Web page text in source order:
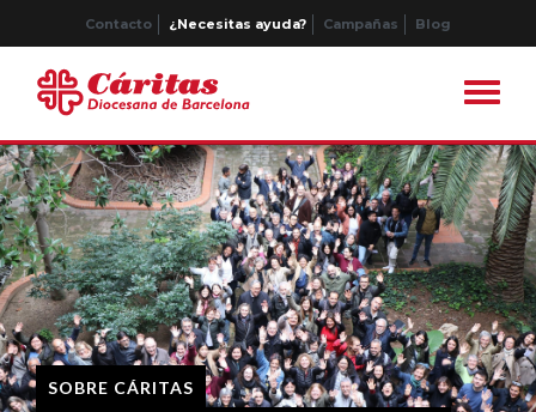
Contacto ¿Necesitas ayuda? Campañas Blog
SOBRE CÁRITAS